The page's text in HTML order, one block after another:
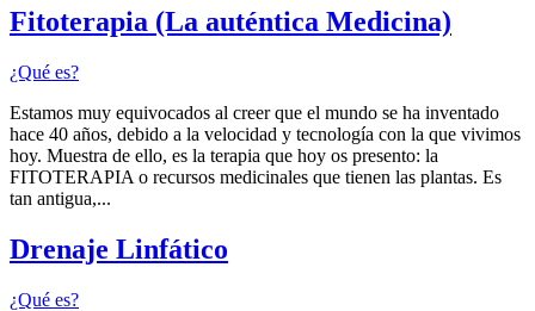
Fitoterapia (La auténtica Medicina)
¿Qué es?
Estamos muy equivocados al creer que el mundo se ha inventado
hace 40 años, debido a la velocidad y tecnología con la que vivimos
hoy. Muestra de ello, es la terapia que hoy os presento: la
FITOTERAPIA o recursos medicinales que tienen las plantas. Es
tan antigua,...
Drenaje Linfático
¿Qué es?